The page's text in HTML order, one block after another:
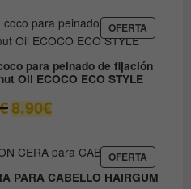
era:
12.30€.
es:
6.15€.
OFERTA
EN
para peinado de fijación
Oil ECOCO ECO STYLE
El
precio
era:
9.80€.
8.90€El
precio
es:
8.90€.
OFERTA
EN
PARA CABELLO HAIRGUM